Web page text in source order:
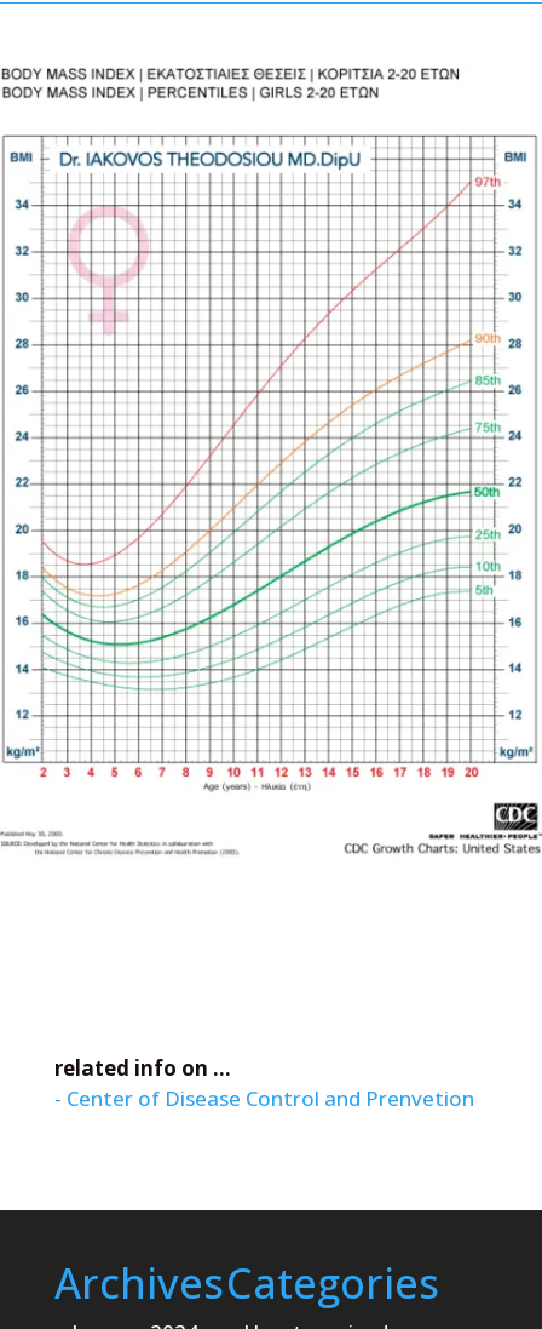
related info on ...
- Center of Disease Control and Prenvetion
ArchivesCategories